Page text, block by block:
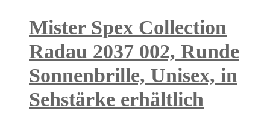
Mister Spex Collection
Radau 2037 002, Runde
Sonnenbrille, Unisex, in
Sehstärke erhältlich